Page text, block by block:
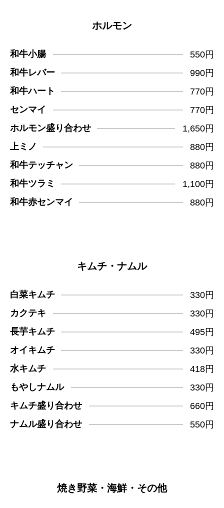
ホルモン
和牛小腸
550円
和牛レバー
990円
和牛ハート
770円
センマイ
770円
ホルモン盛り合わせ
1,650円
上ミノ
880円
和牛テッチャン
880円
和牛ツラミ
1,100円
和牛赤センマイ
880円
キムチ・ナムル
白菜キムチ
330円
カクテキ
330円
長芋キムチ
495円
オイキムチ
330円
水キムチ
418円
もやしナムル
330円
キムチ盛り合わせ
660円
ナムル盛り合わせ
550円
焼き野菜・海鮮・その他